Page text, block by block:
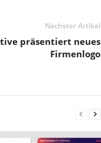
Nächster Artikel
präsentiert neues
Firmenlogo